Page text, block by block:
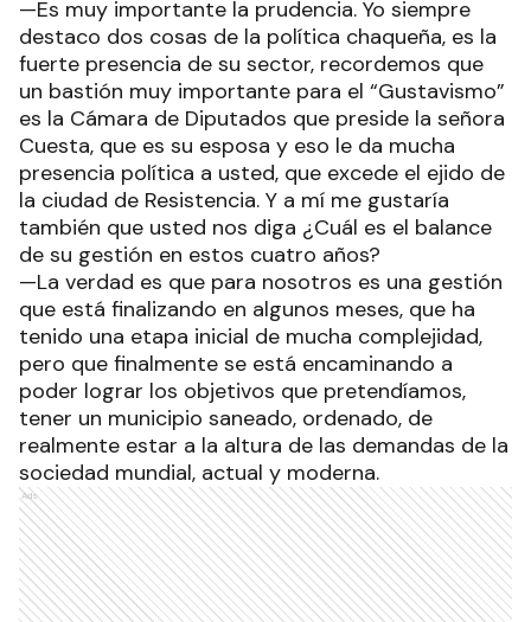
—Es muy importante la prudencia. Yo siempre
destaco dos cosas de la política chaqueña, es la
fuerte presencia de su sector, recordemos que
un bastión muy importante para el “Gustavismo”
es la Cámara de Diputados que preside la señora
Cuesta, que es su esposa y eso le da mucha
presencia política a usted, que excede el ejido de
la ciudad de Resistencia. Y a mí me gustaría
también que usted nos diga ¿Cuál es el balance
de su gestión en estos cuatro años?
—La verdad es que para nosotros es una gestión
que está finalizando en algunos meses, que ha
tenido una etapa inicial de mucha complejidad,
pero que finalmente se está encaminando a
poder lograr los objetivos que pretendíamos,
tener un municipio saneado, ordenado, de
realmente estar a la altura de las demandas de la
sociedad mundial, actual y moderna.
Ads